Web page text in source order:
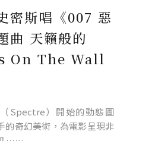
密斯唱《007 惡
曲 天籟般的
The Wall
（Spectre）開始的動態圖
的奇幻美術，為電影呈現非